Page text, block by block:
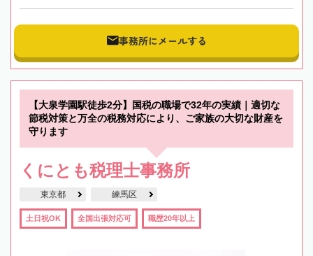
事務所にメールする
【大泉学園駅徒歩2分】国税の職場で32年の実績｜適切な
節税対策と万全の税務対応により、ご家族の大切な財産を
守ります
くにとも税理士事務所
東京都 練馬区
土日祝OK 全国出張対応可 職歴20年以上